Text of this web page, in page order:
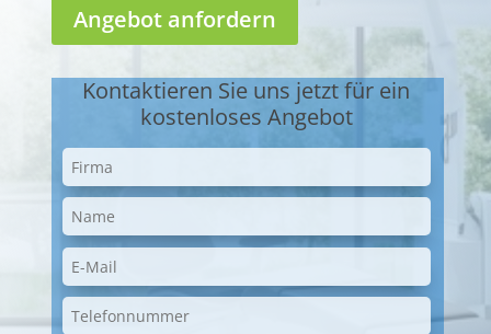
Angebot anfordern
Kontaktieren Sie uns jetzt für ein
kostenloses Angebot